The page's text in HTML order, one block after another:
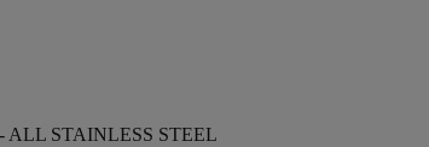
ALL STAINLESS STEEL